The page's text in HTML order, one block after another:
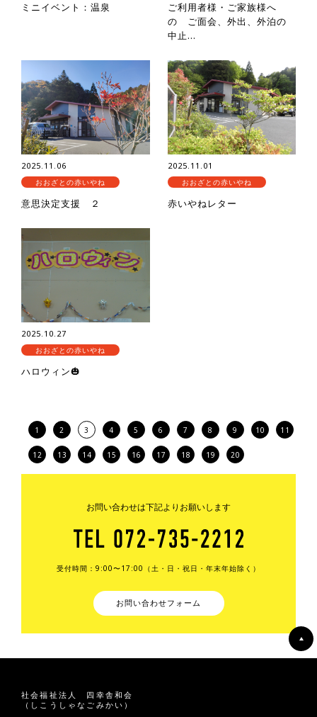
ミニイベント：温泉
ご利用者様・ご家族様へ
の ご面会、外出、外泊の
中止...
2025.11.06
おおざとの赤いやね
意思決定支援 ２
2025.11.01
おおざとの赤いやね
赤いやねレター
2025.10.27
おおざとの赤いやね
ハロウィン🎃
1 2 3 4 5 6 7 8 9 10 11
12 13 14 15 16 17 18 19 20
お問い合わせは下記よりお願いします
受付時間：9:00〜17:00（土・日・祝日・年末年始除く）
お問い合わせフォーム
社会福祉法人 四幸舎和会
（しこうしゃなごみかい）